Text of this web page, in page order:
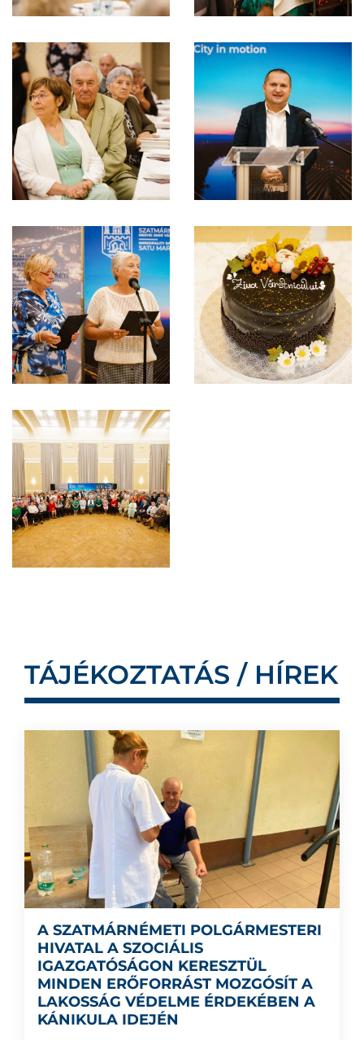
TÁJÉKOZTATÁS / HÍREK
A SZATMÁRNÉMETI POLGÁRMESTERI
HIVATAL A SZOCIÁLIS
IGAZGATÓSÁGON KERESZTÜL
MINDEN ERŐFORRÁST MOZGÓSÍT A
LAKOSSÁG VÉDELME ÉRDEKÉBEN A
KÁNIKULA IDEJÉN